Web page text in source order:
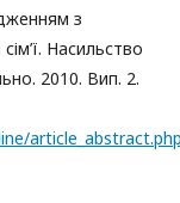
з
Насильство
2010. Вип. 2.